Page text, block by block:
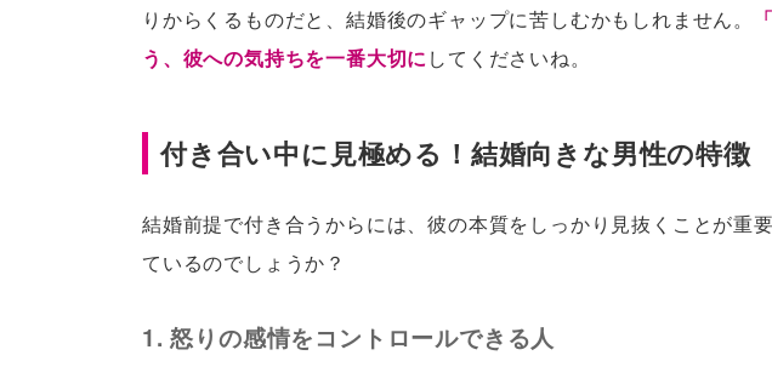
りからくるものだと、結婚後のギャップに苦しむかもしれません。
う、彼への気持ちを一番大切に してくださいね。
付き合い中に見極める！結婚向きな男性の特徴
結婚前提で付き合うからには、彼の本質をしっかり見抜くことが重
ているのでしょうか？
1. 怒りの感情をコントロールできる人